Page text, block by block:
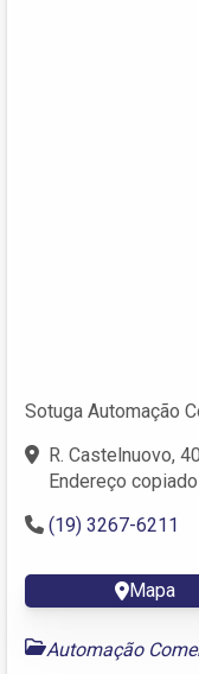
Sotuga Automação
R. Castelnuovo,
Endereço
(19) 3267-6211
Mapa
Automação